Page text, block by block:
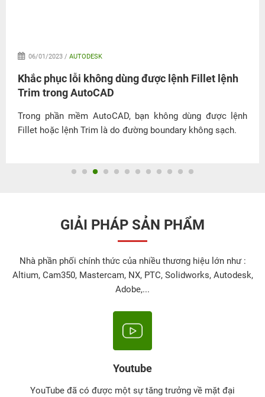
06/01/2023 / AUTODESK
Khắc phục lỗi không dùng được lệnh Fillet lệnh
Trim trong AutoCAD
Trong phần mềm AutoCAD, bạn không dùng được lệnh
Fillet hoặc lệnh Trim là do đường boundary không sạch.
GIẢI PHÁP SẢN PHẨM
Nhà phần phối chính thức của nhiều thương hiệu lớn như :
Altium, Cam350, Mastercam, NX, PTC, Solidworks, Autodesk,
Adobe,...
Youtube
YouTube đã có được một sự tăng trưởng về mặt đại